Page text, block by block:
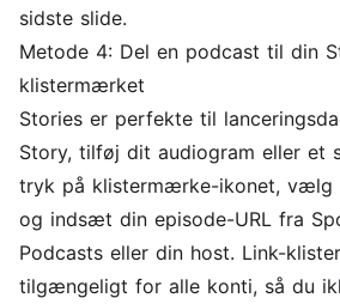
sidste slide.
Metode 4: Del en podcast til din
klistermærket
Stories er perfekte til
Story, tilføj dit audiogram eller et
tryk på klistermærke-ikonet, vælg
og indsæt din episode-URL fra
Podcasts eller din host. Link-
tilgængeligt for alle konti, så du